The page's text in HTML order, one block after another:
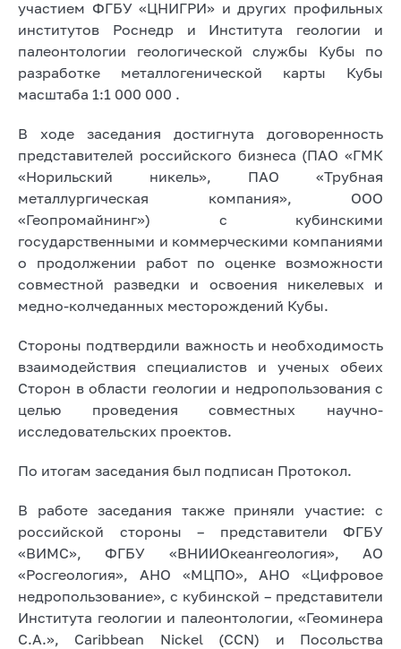
участием ФГБУ «ЦНИГРИ» и других профильных
институтов Роснедр и Института геологии и
палеонтологии геологической службы Кубы по
разработке металлогенической карты Кубы
масштаба 1:1 000 000 .
В ходе заседания достигнута договоренность
представителей российского бизнеса (ПАО «ГМК
«Норильский никель», ПАО «Трубная
металлургическая компания», ООО
«Геопромайнинг») с кубинскими
государственными и коммерческими компаниями
о продолжении работ по оценке возможности
совместной разведки и освоения никелевых и
медно-колчеданных месторождений Кубы.
Стороны подтвердили важность и необходимость
взаимодействия специалистов и ученых обеих
Сторон в области геологии и недропользования с
целью проведения совместных научно-
исследовательских проектов.
По итогам заседания был подписан Протокол.
В работе заседания также приняли участие: с
российской стороны – представители ФГБУ
«ВИМС», ФГБУ «ВНИИОкеангеология», АО
«Росгеология», АНО «МЦПО», АНО «Цифровое
недропользование», с кубинской – представители
Института геологии и палеонтологии, «Геоминера
С.А.», Caribbean Nickel (CCN) и Посольства